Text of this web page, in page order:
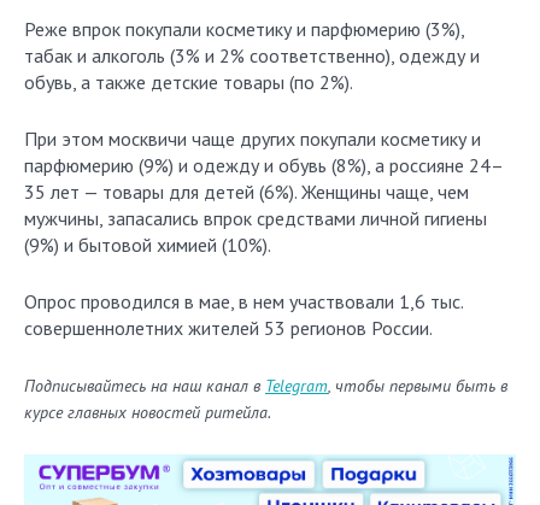
Реже впрок покупали косметику и парфюмерию (3%),
табак и алкоголь (3% и 2% соответственно), одежду и
обувь, а также детские товары (по 2%).
При этом москвичи чаще других покупали косметику и
парфюмерию (9%) и одежду и обувь (8%), а россияне 24–
35 лет — товары для детей (6%). Женщины чаще, чем
мужчины, запасались впрок средствами личной гигиены
(9%) и бытовой химией (10%).
Опрос проводился в мае, в нем участвовали 1,6 тыс.
совершеннолетних жителей 53 регионов России.
Подписывайтесь на наш канал в Telegram, чтобы первыми быть в
курсе главных новостей ритейла.